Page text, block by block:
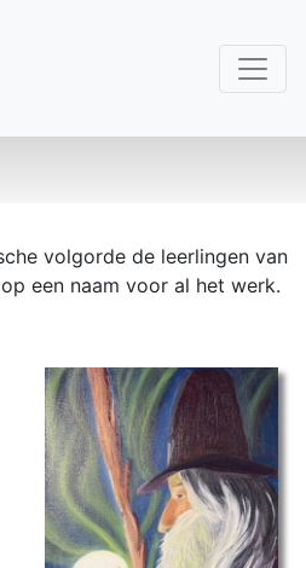
volgorde de leerlingen van
een naam voor al het werk.
Baaf-Z